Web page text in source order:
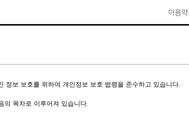
정보 보호를 위하여 개인정보 보호 법령을 준수하고 있습니다.
의 목차로 이루어져 있습니다.